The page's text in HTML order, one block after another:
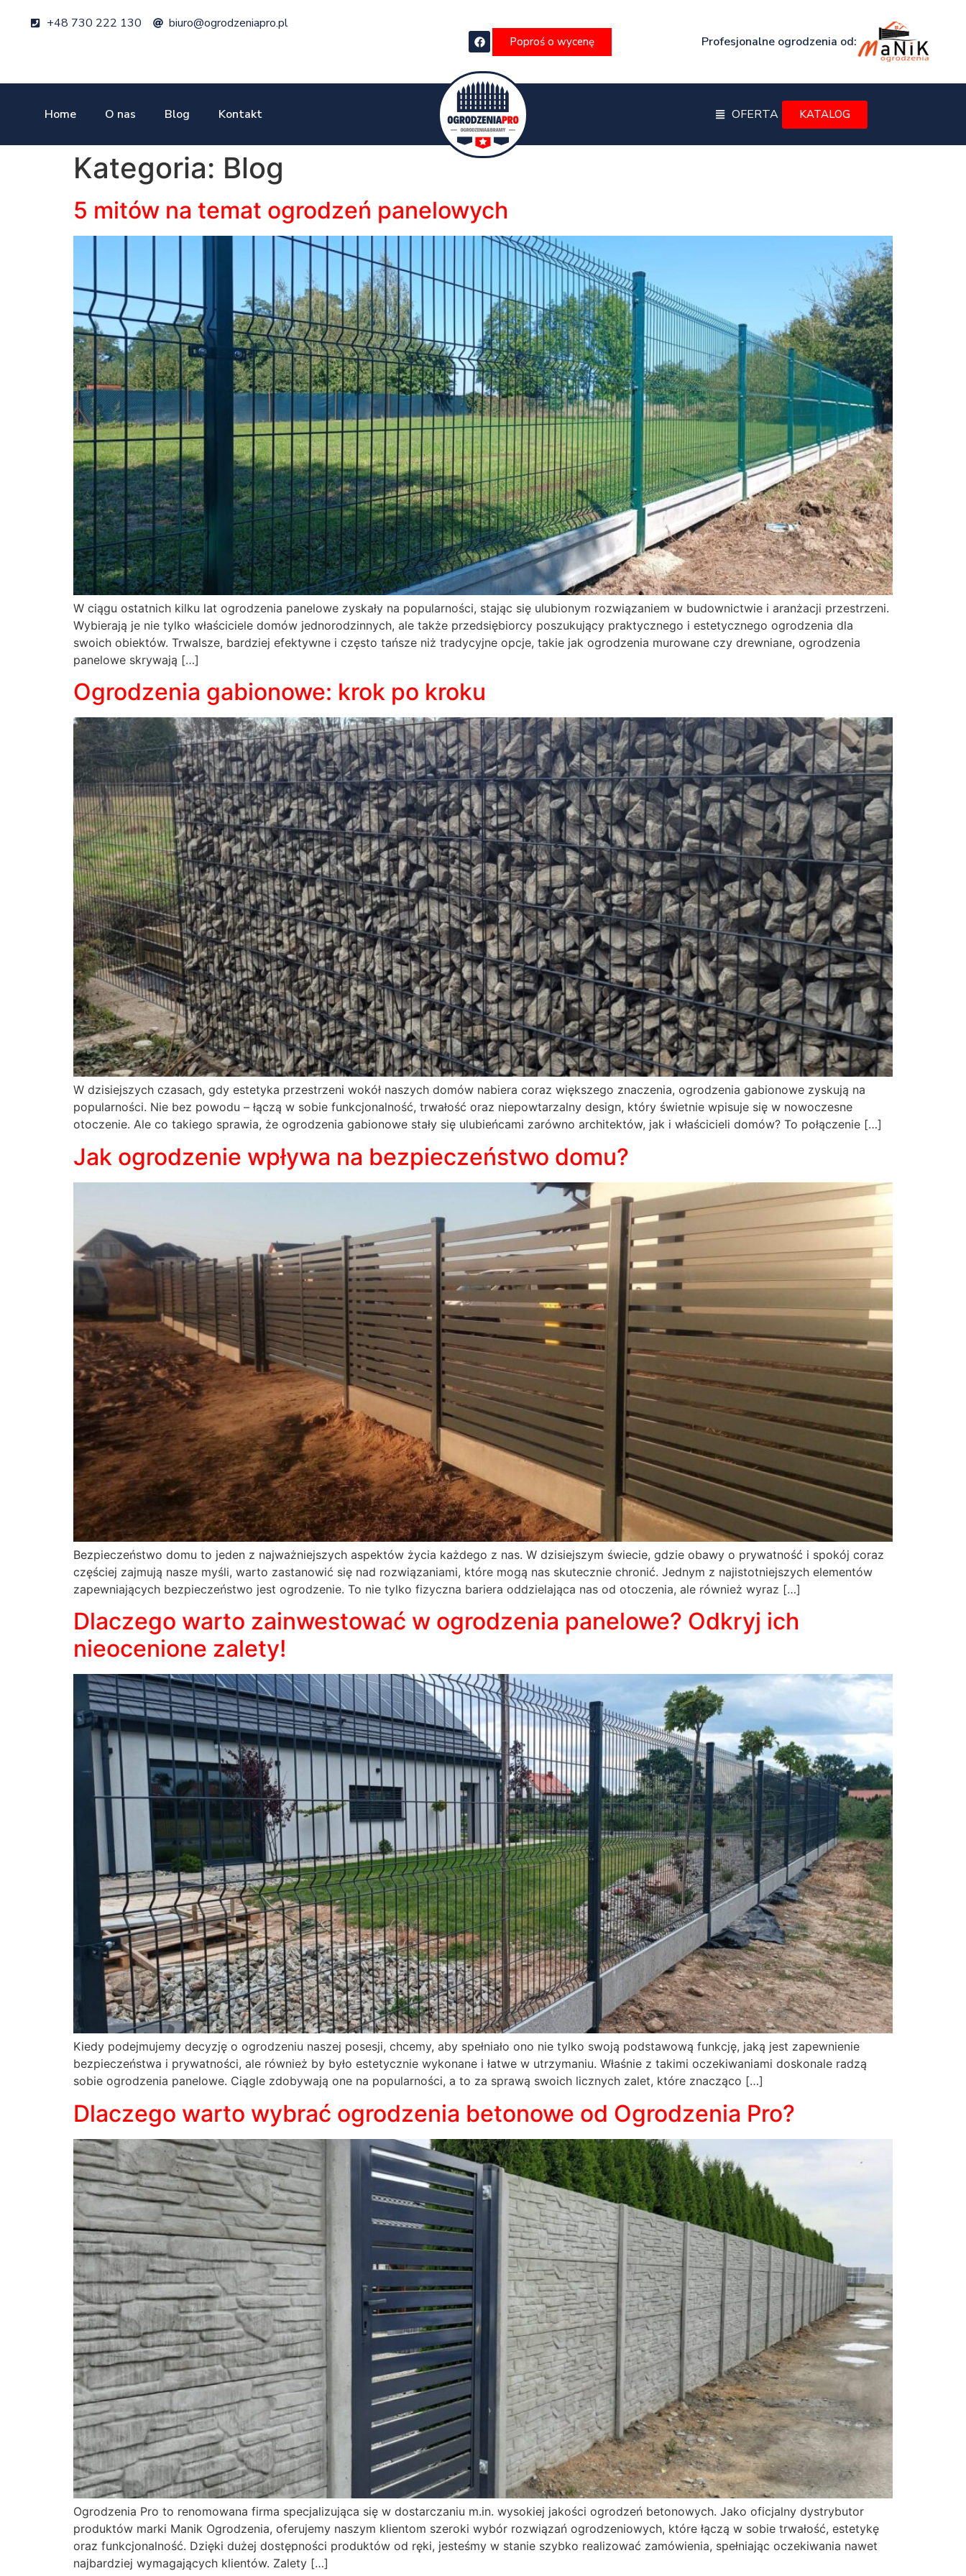
+48 730 222 130 biuro@ogrodzeniapro.pl
Poproś o wycenę Profesjonalne ogrodzenia od:
Home O nas Blog Kontakt OFERTA KATALOG
Kategoria: Blog
5 mitów na temat ogrodzeń panelowych
W ciągu ostatnich kilku lat ogrodzenia panelowe zyskały na popularności, stając się ulubionym rozwiązaniem w budownictwie i aranżacji przestrzeni.
Wybierają je nie tylko właściciele domów jednorodzinnych, ale także przedsiębiorcy poszukujący praktycznego i estetycznego ogrodzenia dla
swoich obiektów. Trwalsze, bardziej efektywne i często tańsze niż tradycyjne opcje, takie jak ogrodzenia murowane czy drewniane, ogrodzenia
panelowe skrywają […]
Ogrodzenia gabionowe: krok po kroku
W dzisiejszych czasach, gdy estetyka przestrzeni wokół naszych domów nabiera coraz większego znaczenia, ogrodzenia gabionowe zyskują na
popularności. Nie bez powodu – łączą w sobie funkcjonalność, trwałość oraz niepowtarzalny design, który świetnie wpisuje się w nowoczesne
otoczenie. Ale co takiego sprawia, że ogrodzenia gabionowe stały się ulubieńcami zarówno architektów, jak i właścicieli domów? To połączenie […]
Jak ogrodzenie wpływa na bezpieczeństwo domu?
Bezpieczeństwo domu to jeden z najważniejszych aspektów życia każdego z nas. W dzisiejszym świecie, gdzie obawy o prywatność i spokój coraz
częściej zajmują nasze myśli, warto zastanowić się nad rozwiązaniami, które mogą nas skutecznie chronić. Jednym z najistotniejszych elementów
zapewniających bezpieczeństwo jest ogrodzenie. To nie tylko fizyczna bariera oddzielająca nas od otoczenia, ale również wyraz […]
Dlaczego warto zainwestować w ogrodzenia panelowe? Odkryj ich
nieocenione zalety!
Kiedy podejmujemy decyzję o ogrodzeniu naszej posesji, chcemy, aby spełniało ono nie tylko swoją podstawową funkcję, jaką jest zapewnienie
bezpieczeństwa i prywatności, ale również by było estetycznie wykonane i łatwe w utrzymaniu. Właśnie z takimi oczekiwaniami doskonale radzą
sobie ogrodzenia panelowe. Ciągle zdobywają one na popularności, a to za sprawą swoich licznych zalet, które znacząco […]
Dlaczego warto wybrać ogrodzenia betonowe od Ogrodzenia Pro?
Ogrodzenia Pro to renomowana firma specjalizująca się w dostarczaniu m.in. wysokiej jakości ogrodzeń betonowych. Jako oficjalny dystrybutor
produktów marki Manik Ogrodzenia, oferujemy naszym klientom szeroki wybór rozwiązań ogrodzeniowych, które łączą w sobie trwałość, estetykę
oraz funkcjonalność. Dzięki dużej dostępności produktów od ręki, jesteśmy w stanie szybko realizować zamówienia, spełniając oczekiwania nawet
najbardziej wymagających klientów. Zalety […]